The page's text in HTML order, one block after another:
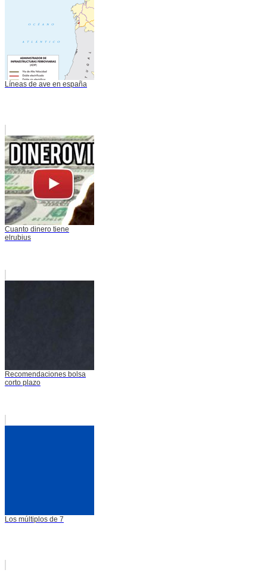
Líneas de ave en españa
Cuanto dinero tiene
elrubius
Recomendaciones bolsa
corto plazo
Los múltiplos de 7